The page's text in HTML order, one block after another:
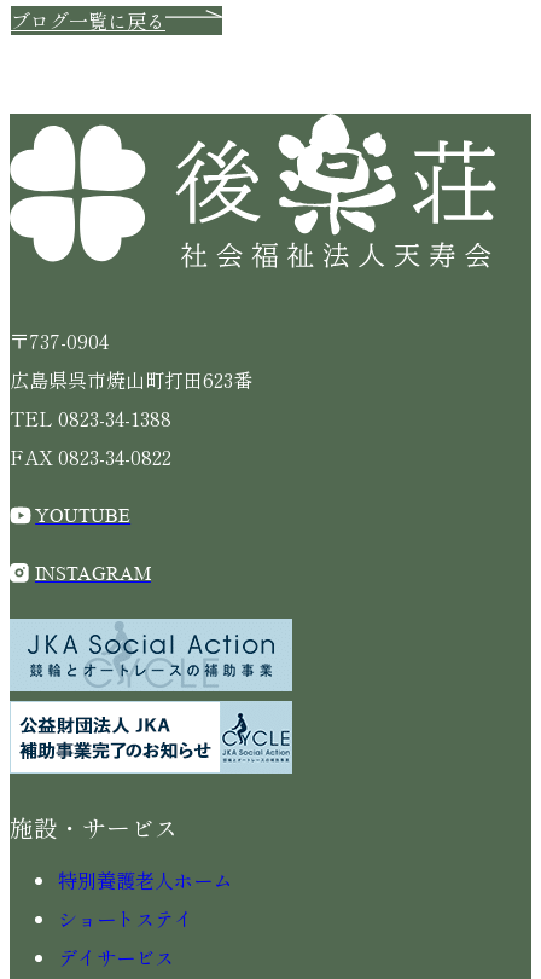
ブログ一覧に戻る
〒737-0904
広島県呉市焼山町打田623番
TEL 0823-34-1388
FAX 0823-34-0822
YOUTUBE
INSTAGRAM
施設・サービス
特別養護老人ホーム
ショートステイ
デイサービス